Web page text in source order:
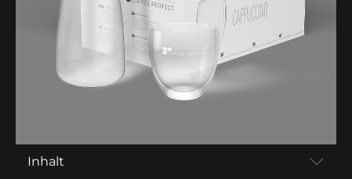
Inhalt